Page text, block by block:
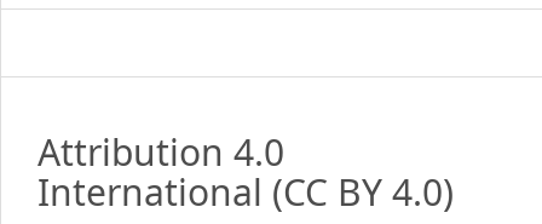
Attribution 4.0
International (CC BY 4.0)